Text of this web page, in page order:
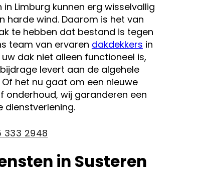
Limburg kunnen erg wisselvallig
harde wind. Daarom is het van
te hebben dat bestand is tegen
team van ervaren dakdekkers in
dak niet alleen functioneel is,
levert aan de algehele
het nu gaat om een nieuwe
onderhoud, wij garanderen een
dienstverlening.
333 2948
in Susteren